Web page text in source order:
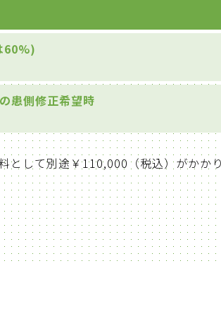
60%)
患側修正希望時
として別途￥110,000（税込）がかか